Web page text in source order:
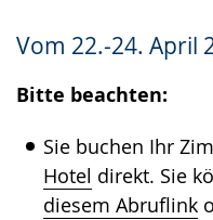
Vom 22.-24. April
Bitte beachten:
Sie buchen Ihr
Hotel direkt. Sie
diesem Abruflink
wird